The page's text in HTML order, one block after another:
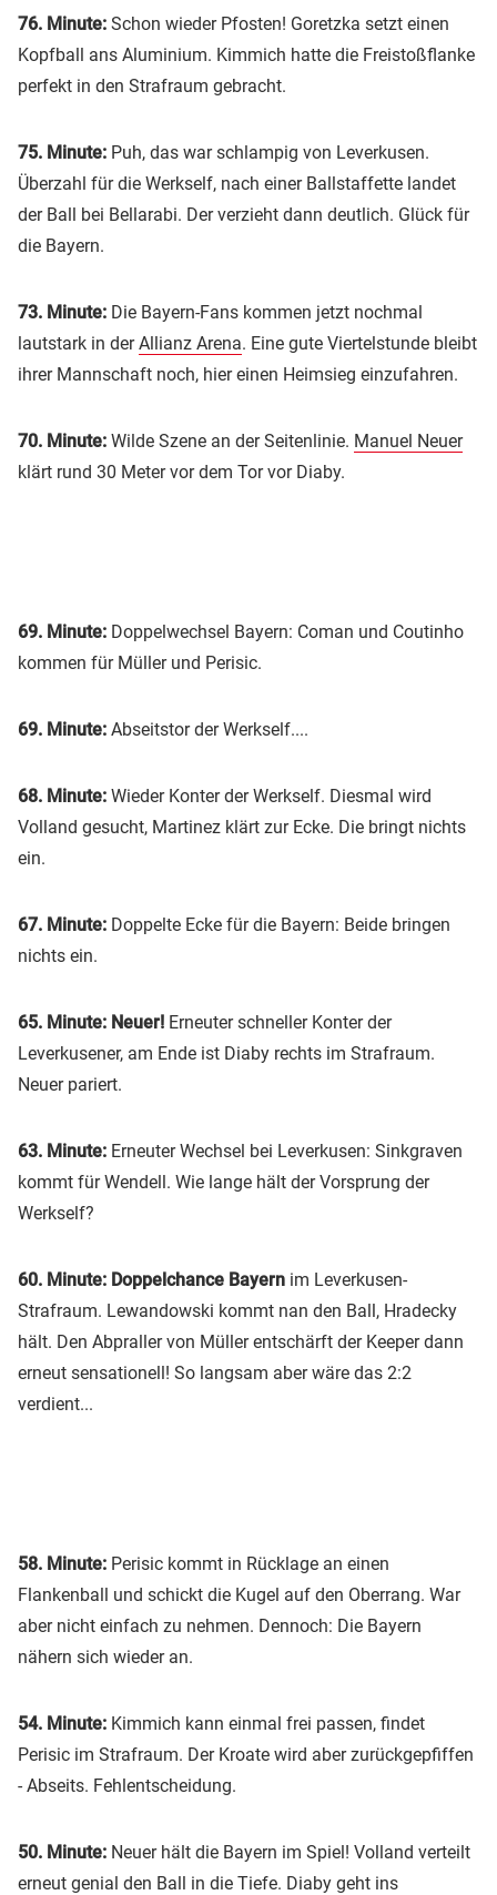
76. Minute: Schon wieder Pfosten! Goretzka setzt einen
Kopfball ans Aluminium. Kimmich hatte die Freistoßflanke
perfekt in den Strafraum gebracht.
75. Minute: Puh, das war schlampig von Leverkusen.
Überzahl für die Werkself, nach einer Ballstaffette landet
der Ball bei Bellarabi. Der verzieht dann deutlich. Glück für
die Bayern.
73. Minute: Die Bayern-Fans kommen jetzt nochmal
lautstark in derAllianz Arena. Eine gute Viertelstunde bleibt
ihrer Mannschaft noch, hier einen Heimsieg einzufahren.
70. Minute: Wilde Szene an der Seitenlinie. Manuel Neuer
klärt rund 30 Meter vor dem Tor vor Diaby.
69. Minute: Doppelwechsel Bayern: Coman und Coutinho
kommen für Müller und Perisic.
69. Minute: Abseitstor der Werkself....
68. Minute: Wieder Konter der Werkself. Diesmal wird
Volland gesucht, Martinez klärt zur Ecke. Die bringt nichts
ein.
67. Minute: Doppelte Ecke für die Bayern: Beide bringen
nichts ein.
65. Minute: Neuer! Erneuter schneller Konter der
Leverkusener, am Ende ist Diaby rechts im Strafraum.
Neuer pariert.
63. Minute: Erneuter Wechsel bei Leverkusen: Sinkgraven
kommt für Wendell. Wie lange hält der Vorsprung der
Werkself?
60. Minute: Doppelchance Bayern im Leverkusen-
Strafraum. Lewandowski kommt nan den Ball, Hradecky
hält. Den Abpraller von Müller entschärft der Keeper dann
erneut sensationell! So langsam aber wäre das 2:2
verdient...
58. Minute: Perisic kommt in Rücklage an einen
Flankenball und schickt die Kugel auf den Oberrang. War
aber nicht einfach zu nehmen. Dennoch: Die Bayern
nähern sich wieder an.
54. Minute: Kimmich kann einmal frei passen, findet
Perisic im Strafraum. Der Kroate wird aber zurückgepfiffen
- Abseits. Fehlentscheidung.
50. Minute: Neuer hält die Bayern im Spiel! Volland verteilt
erneut genial den Ball in die Tiefe. Diaby geht ins